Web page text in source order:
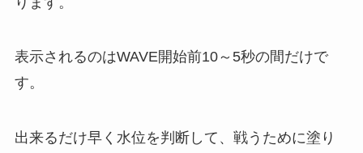
表示されるのはWAVE開始前10～5秒の間だけで
す。
出来るだけ早く水位を判断して、戦うために塗り